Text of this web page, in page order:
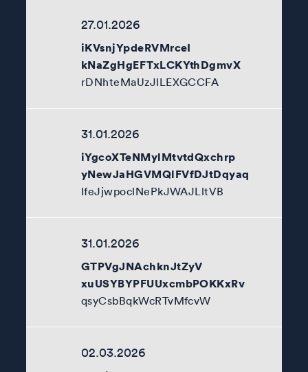
27.01.2026
iKVsnjYpdeRVMrceI
kNaZgHgEFTxLCKYthDgmvX
rDNhteMaUzJlLEXGCCFA
31.01.2026
iYgcoXTeNMylMtvtdQxchrp
yNewJaHGVMQlFVfDJtDqyaq
IfeJjwpoclNePkJWAJLltVB
31.01.2026
GTPVgJNAchknJtZyV
xuUSYBYPFUUxcmbPOKKxRv
qsyCsbBqkWcRTvMfcvW
02.03.2026